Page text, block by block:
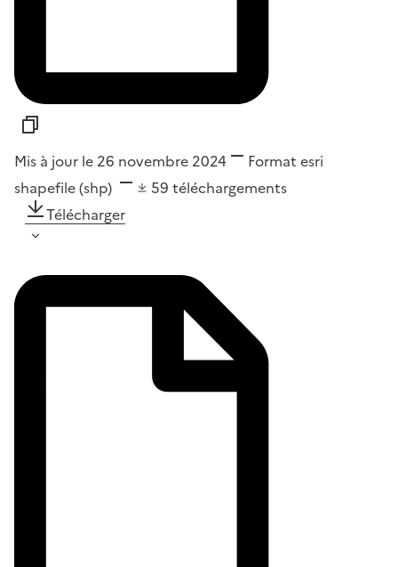
Mis à jour le 26 novembre 2024 Format esri
shapefile (shp)
59 téléchargements
Télécharger